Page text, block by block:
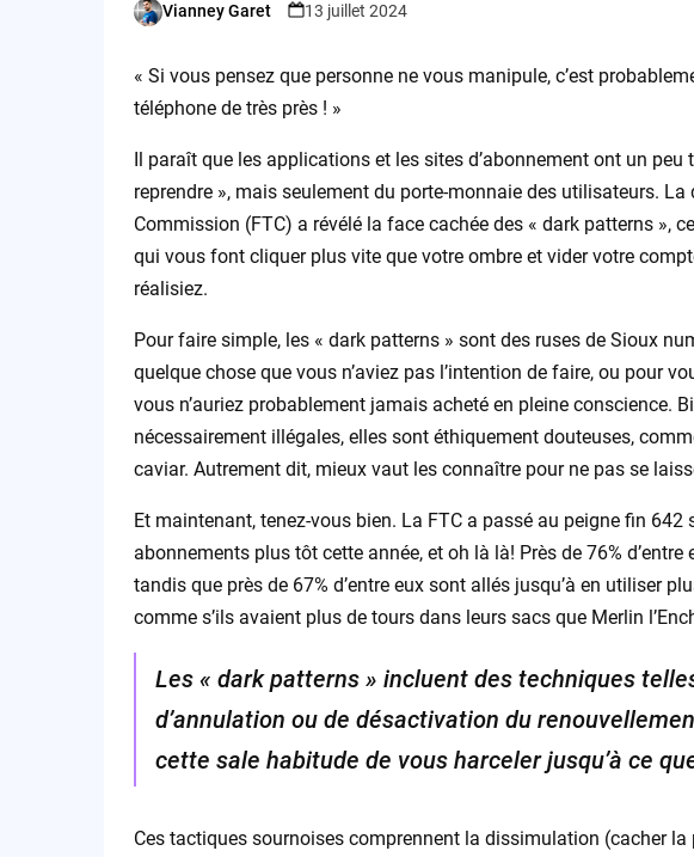
Posted
Vianney Garet 13 juillet 2024
« Si vous pensez que personne ne vous manipule, c’est
téléphone de très près ! »
Il paraît que les applications et les sites d’abonnement ont un peu
reprendre », mais seulement du porte-monnaie des utilisateurs. La
Commission (FTC) a révélé la face cachée des « dark patterns »,
qui vous font cliquer plus vite que votre ombre et vider votre
réalisiez.
Pour faire simple, les « dark patterns » sont des ruses de Sioux
quelque chose que vous n’aviez pas l’intention de faire, ou pour
vous n’auriez probablement jamais acheté en pleine conscience.
nécessairement illégales, elles sont éthiquement douteuses,
caviar. Autrement dit, mieux vaut les connaître pour ne pas se
Et maintenant, tenez-vous bien. La FTC a passé au peigne fin
abonnements plus tôt cette année, et oh là là! Près de 76%
tandis que près de 67% d’entre eux sont allés jusqu’à en utiliser
comme s’ils avaient plus de tours dans leurs sacs que Merlin
Les « dark patterns » incluent des techniques
d’annulation ou de désactivation du
cette sale habitude de vous harceler jusqu’à ce
Ces tactiques sournoises comprennent la dissimulation (cacher